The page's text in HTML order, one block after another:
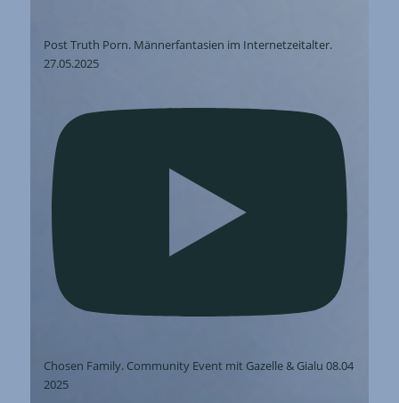
Post Truth Porn. Männerfantasien im Internetzeitalter.
27.05.2025
Chosen Family. Community Event mit Gazelle & Gialu 08.04
2025